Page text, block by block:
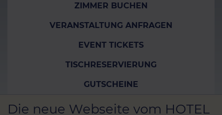
ZIMMER BUCHEN
VERANSTALTUNG ANFRAGEN
EVENT TICKETS
TISCHRESERVIERUNG
GUTSCHEINE
Die neue Webseite vom HOTEL